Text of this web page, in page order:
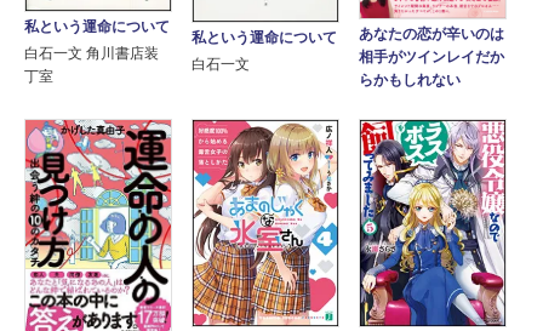
私という運命について
白石一文 角川書店装
丁室
私という運命について
白石一文
あなたの恋が辛いのは
相手がツインレイだか
らかもしれない